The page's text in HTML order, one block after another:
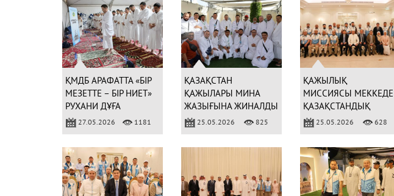
ҚМДБ АРАФАТТА «БІР
МЕЗЕТТЕ – БІР НИЕТ»
РУХАНИ ДҰҒА
ШАРАСЫН ӨТКІЗДІ
27.05.2026 1181
ҚАЗАҚСТАН
ҚАЖЫЛАРЫ МИНА
ЖАЗЫҒЫНА ЖИНАЛДЫ
25.05.2026 825
ҚАЖЫЛЫҚ
МИССИЯСЫ МЕККЕДЕ
ҚАЗАҚСТАНДЫҚ
УАҒЫЗШЫЛАРМЕН
КЕЗДЕСТІ
25.05.2026 628